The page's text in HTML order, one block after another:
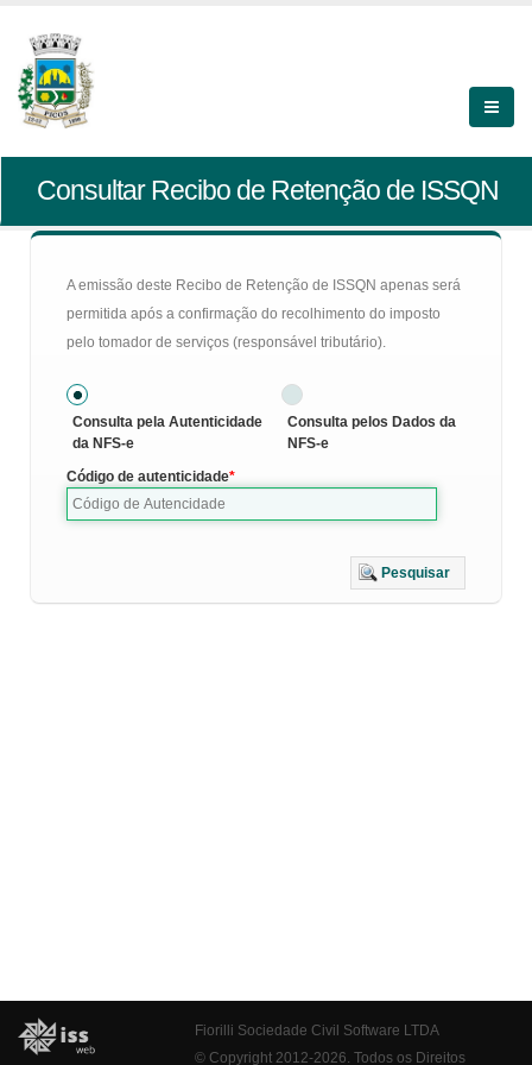
Consultar Recibo de Retenção de ISSQN
A emissão deste Recibo de Retenção de ISSQN apenas será
permitida após a confirmação do recolhimento do imposto
pelo tomador de serviços (responsável tributário).
Consulta pela Autenticidade
da NFS-e
Consulta pelos Dados da
NFS-e
Código de autenticidade
Pesquisar
Fiorilli Sociedade Civil Software LTDA
© Copyright 2012-2026. Todos os Direitos